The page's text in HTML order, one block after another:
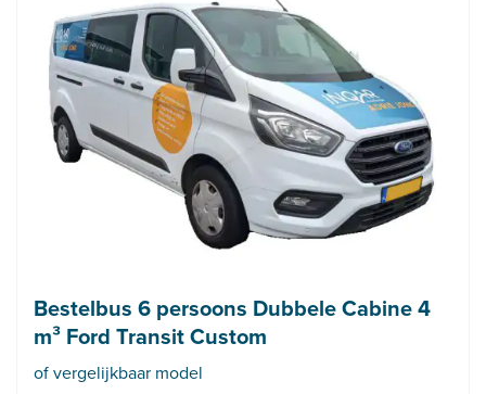
Bestelbus 6 persoons Dubbele Cabine 4
m³ Ford Transit Custom
of vergelijkbaar model